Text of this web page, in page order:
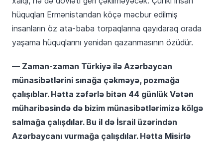
hüquqları Ermənistandan köçə məcbur edilmiş
insanların öz ata-baba torpaqlarına qayıdaraq orada
yaşama hüquqlarını yenidən qazanmasının özüdür.
— Zaman-zaman Türkiyə ilə Azərbaycan
münasibətlərini sınağa çəkməyə, pozmağa
çalışıblar. Hətta zəfərlə bitən 44 günlük Vətən
müharibəsində də bizim münasibətlərimizə kölgə
salmağa çalışdılar. Bu il də İsrail üzərindən
Azərbaycanı vurmağa çalışdılar. Hətta Misirlə